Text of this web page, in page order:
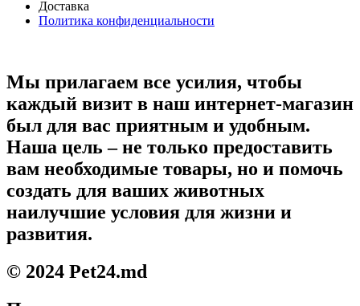
Доставка
Политика конфиденциальности
Мы прилагаем все усилия, чтобы
каждый визит в наш интернет-магазин
был для вас приятным и удобным.
Наша цель – не только предоставить
вам необходимые товары, но и помочь
создать для ваших животных
наилучшие условия для жизни и
развития.
© 2024 Pet24.md